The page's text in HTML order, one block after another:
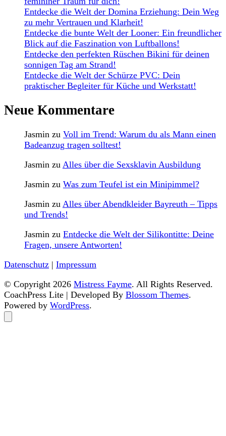
Entdecke die Welt der Domina Erziehung: Dein Weg
zu mehr Vertrauen und Klarheit!
Entdecke die bunte Welt der Looner: Ein freundlicher
Blick auf die Faszination von Luftballons!
Entdecke den perfekten Rüschen Bikini für deinen
sonnigen Tag am Strand!
Entdecke die Welt der Schürze PVC: Dein
praktischer Begleiter für Küche und Werkstatt!
Neue Kommentare
Jasmin zu Voll im Trend: Warum du als Mann einen
Badeanzug tragen solltest!
Jasmin zu Alles über die Sexsklavin Ausbildung
Jasmin zu Was zum Teufel ist ein Minipimmel?
Jasmin zu Alles über Abendkleider Bayreuth – Tipps
und Trends!
Jasmin zu Entdecke die Welt der Silikontitte: Deine
Fragen, unsere Antworten!
Datenschutz | Impressum
© Copyright 2026 Mistress Fayme. All Rights Reserved.
CoachPress Lite | Developed By Blossom Themes.
Powered by WordPress.